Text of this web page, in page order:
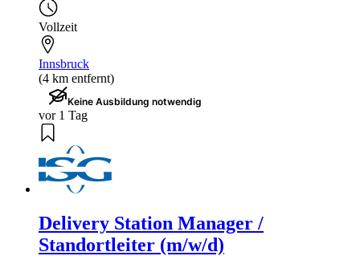
Vollzeit
Innsbruck
(4 km entfernt)
Keine Ausbildung notwendig
vor 1 Tag
Delivery Station Manager /
Standortleiter (m/w/d)